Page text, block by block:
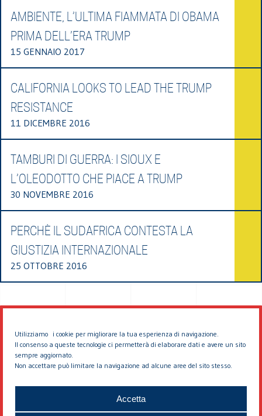
Utilizziamo i cookie per migliorare la tua esperienza di navigazione.
Il consenso a queste tecnologie ci permetterà di elaborare dati e avere un sito
sempre aggiornato.
Non accettare può limitare la navigazione ad alcune aree del sito stesso.
Accetta
AMBIENTE, L’ULTIMA FIAMMATA DI OBAMA
PRIMA DELL’ERA TRUMP
15 GENNAIO 2017
CALIFORNIA LOOKS TO LEAD THE TRUMP
RESISTANCE
11 DICEMBRE 2016
TAMBURI DI GUERRA: I SIOUX E
L’OLEODOTTO CHE PIACE A TRUMP
30 NOVEMBRE 2016
PERCHÈ IL SUDAFRICA CONTESTA LA
GIUSTIZIA INTERNAZIONALE
25 OTTOBRE 2016
© 2026 EDDYBURG